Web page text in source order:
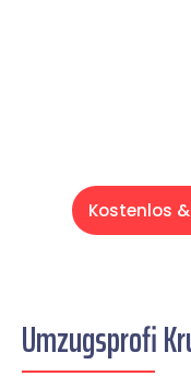
Kostenlos
Umzugsprofi